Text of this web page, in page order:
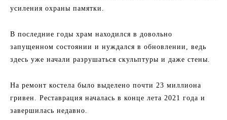
усиления охраны памятки.
В последние годы храм находился в довольно
запущенном состоянии и нуждался в обновлении, ведь
здесь уже начали разрушаться скульптуры и даже стены.
На ремонт костела было выделено почти 23 миллиона
гривен. Реставрация началась в конце лета 2021 года и
завершилась недавно.